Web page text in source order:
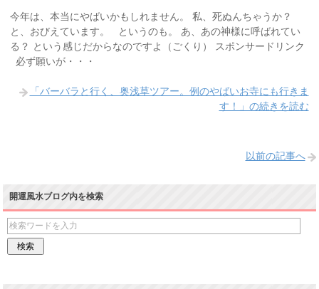
今年は、本当にやばいかもしれません。 私、死ぬんちゃうか？
と、おびえています。 というのも。 あ、あの神様に呼ばれてい
る？ という感じだからなのですよ（ごくり） スポンサードリンク
必ず願いが・・・
「バーバラと行く、奥浅草ツアー。例のやばいお寺にも行きま
す！」の続きを読む
以前の記事へ
開運風水ブログ内を検索